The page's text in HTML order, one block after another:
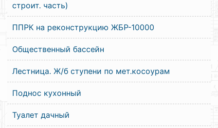
строит. часть)
ППРК на реконструкцию ЖБР-10000
Общественный бассейн
Лестница. Ж/б ступени по мет.косоурам
Поднос кухонный
Туалет дачный